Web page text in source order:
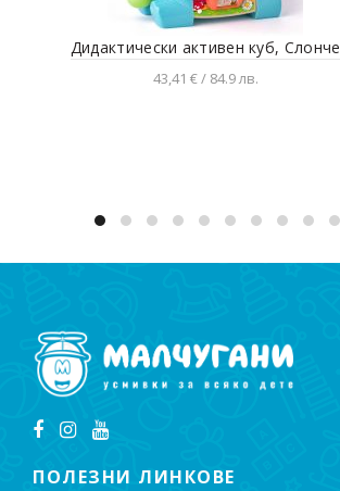
Дидактически активен куб, Слонче
43,41 € / 84.9 лв.
ПОЛЕЗНИ ЛИНКОВЕ